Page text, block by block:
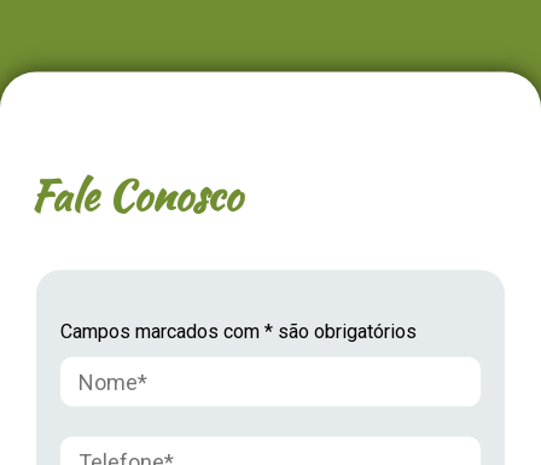
Fale Conosco
Campos marcados com * são obrigatórios